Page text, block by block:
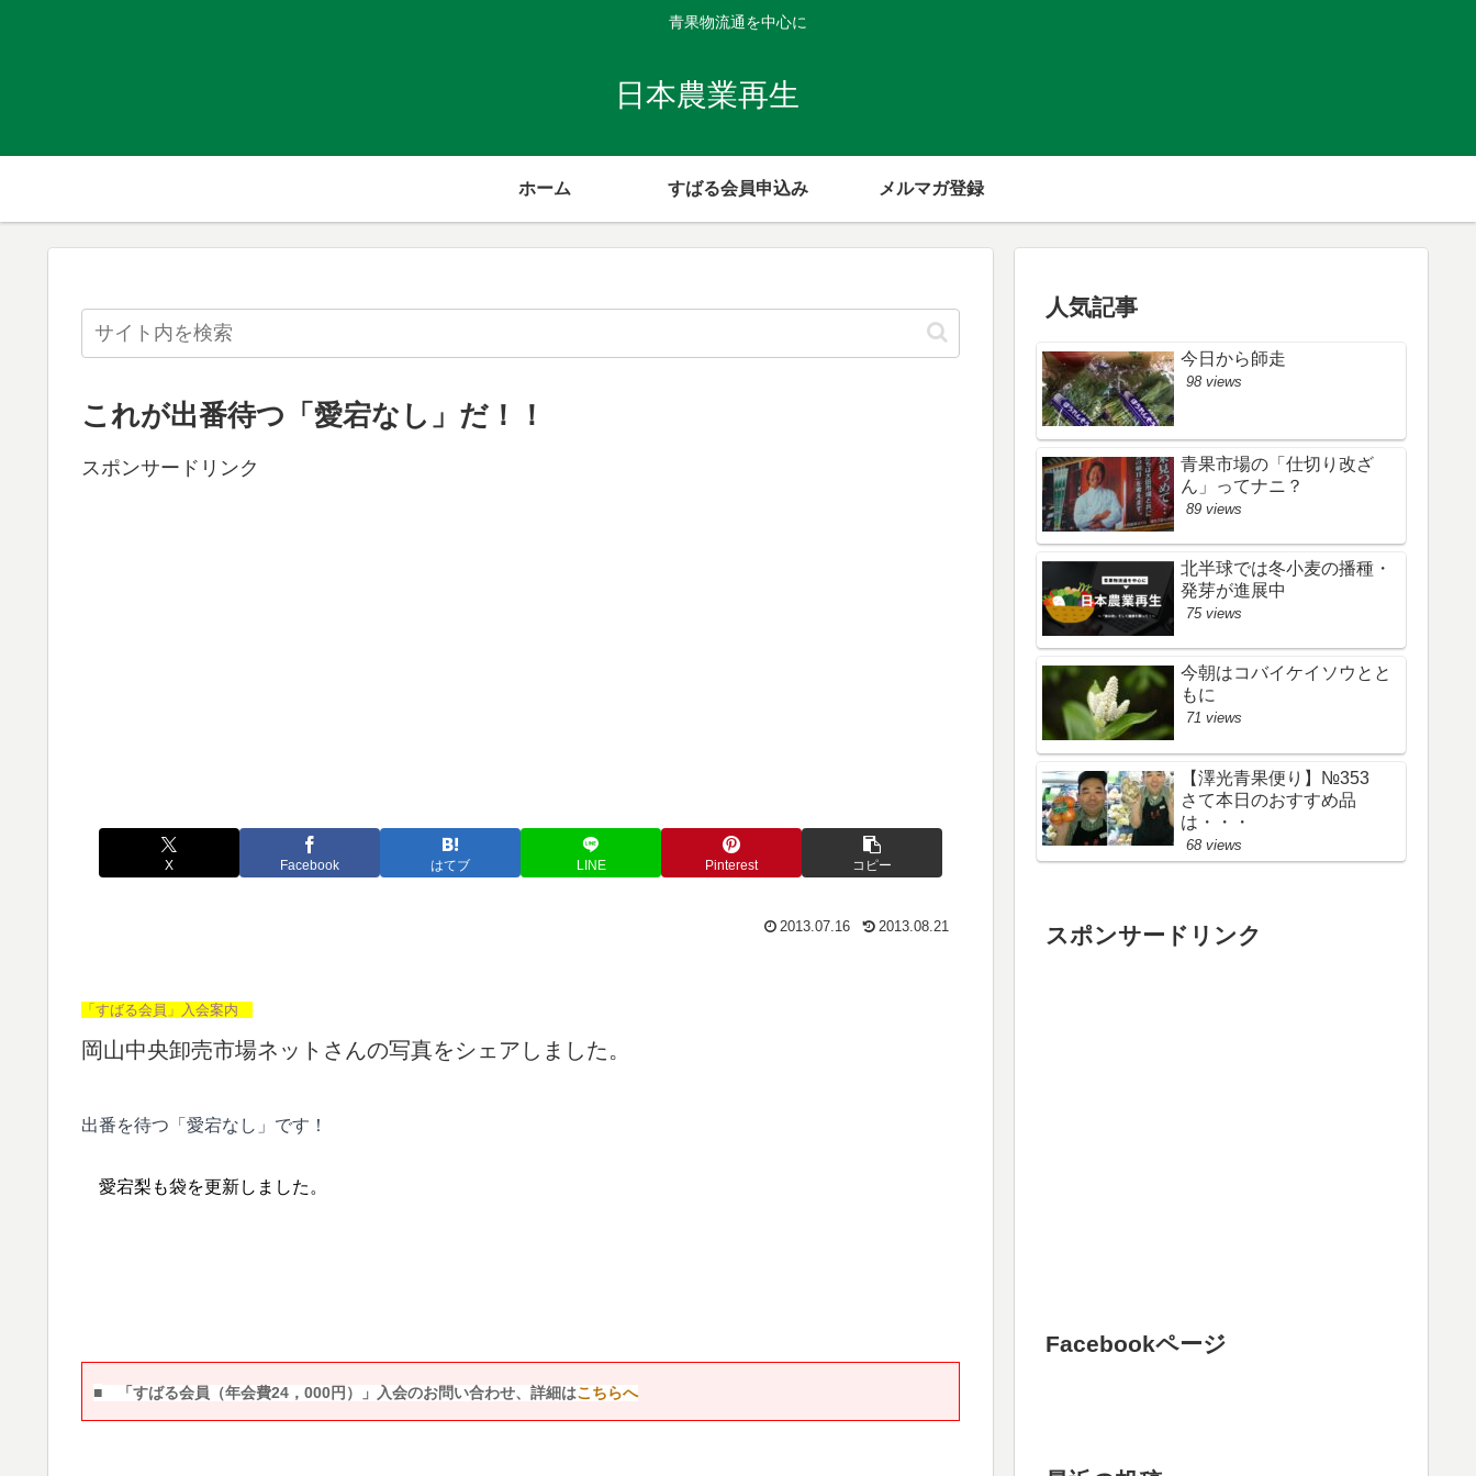
青果物流通を中心に
日本農業再生
ホーム すばる会員申込み メルマガ登録
これが出番待つ「愛宕なし」だ！！
スポンサードリンク
X Facebook はてブ LINE Pinterest コピー
2013.07.16 2013.08.21
「すばる会員」入会案内
岡山中央卸売市場ネットさんの写真をシェアしました。
出番を待つ「愛宕なし」です！
愛宕梨も袋を更新しました。
■ 「すばる会員（年会費24，000円）」入会のお問い合わせ、詳細はこちらへ
人気記事
今日から師走
98 views
青果市場の「仕切り改ざ
ん」ってナニ？
89 views
北半球では冬小麦の播種・
発芽が進展中
75 views
今朝はコバイケイソウとと
もに
71 views
【澤光青果便り】№353
さて本日のおすすめ品
は・・・
68 views
スポンサードリンク
Facebookページ